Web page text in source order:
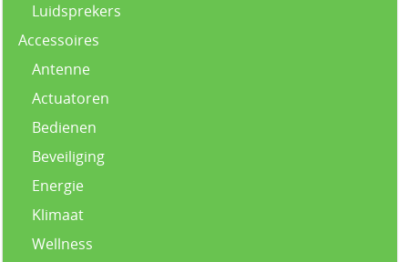
Luidsprekers
Accessoires
Antenne
Actuatoren
Bedienen
Beveiliging
Energie
Klimaat
Wellness